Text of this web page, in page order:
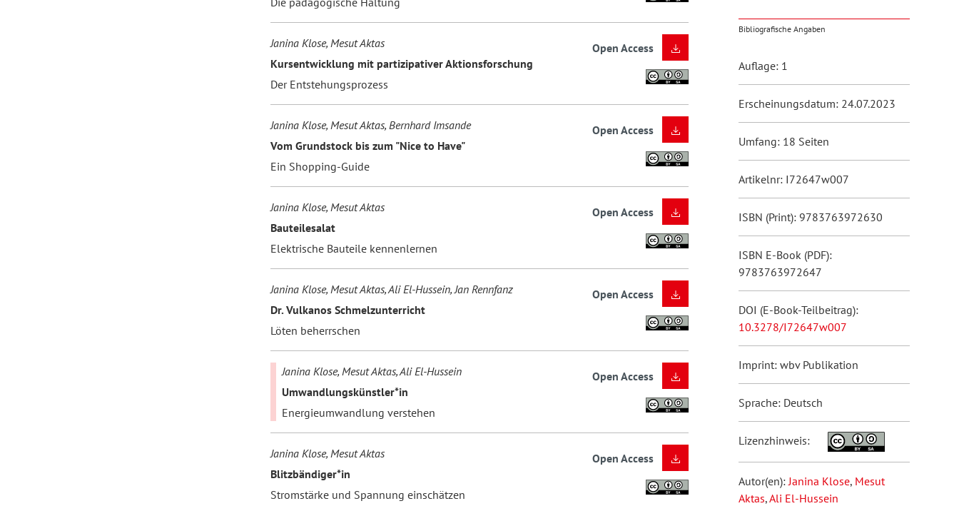
Janina Klose, Mesut Aktas
Kursentwicklung mit partizipativer Aktionsforschung
Der Entstehungsprozess
Open Access
Janina Klose, Mesut Aktas, Bernhard Imsande
Vom Grundstock bis zum "Nice to Have"
Ein Shopping-Guide
Open Access
Janina Klose, Mesut Aktas
Bauteilesalat
Elektrische Bauteile kennenlernen
Open Access
Janina Klose, Mesut Aktas, Ali El-Hussein, Jan Rennfanz
Dr. Vulkanos Schmelzunterricht
Löten beherrschen
Open Access
Janina Klose, Mesut Aktas, Ali El-Hussein
Umwandlungskünstler*in
Energieumwandlung verstehen
Open Access
Janina Klose, Mesut Aktas
Blitzbändiger*in
Stromstärke und Spannung einschätzen
Open Access
Bibliografische Angaben
Auflage: 1
Erscheinungsdatum: 24.07.2023
Umfang: 18 Seiten
Artikelnr: I72647w007
ISBN (Print): 9783763972630
ISBN E-Book (PDF):
9783763972647
DOI (E-Book-Teilbeitrag):
10.3278/I72647w007
Imprint: wbv Publikation
Sprache: Deutsch
Lizenzhinweis:
Autor(en):Janina Klose, Mesut
Aktas,Ali El-Hussein